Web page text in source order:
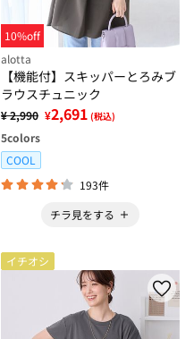
10%off
alotta
【機能付】スキッパーとろみブ
ラウスチュニック
¥ 2,990 ¥2,691 (税込)
5colors
COOL
193件
チラ見をする
イチオシ